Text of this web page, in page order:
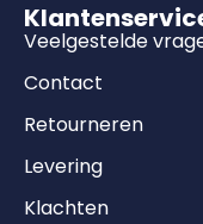
Veelgestelde
Contact
Retourneren
Levering
Klachten